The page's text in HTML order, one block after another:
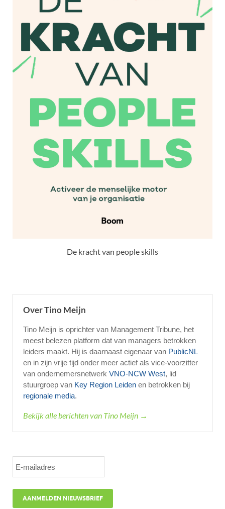
De kracht van people skills
Over Tino Meijn
Tino Meijn is oprichter van Management Tribune, het
meest belezen platform dat van managers betrokken
leiders maakt. Hij is daarnaast eigenaar van PublicNL
en in zijn vrije tijd onder meer actief als vice-voorzitter
van ondernemersnetwerk VNO-NCW West, lid
stuurgroep van Key Region Leiden en betrokken bij
regionale media.
Bekijk alle berichten van Tino Meijn →